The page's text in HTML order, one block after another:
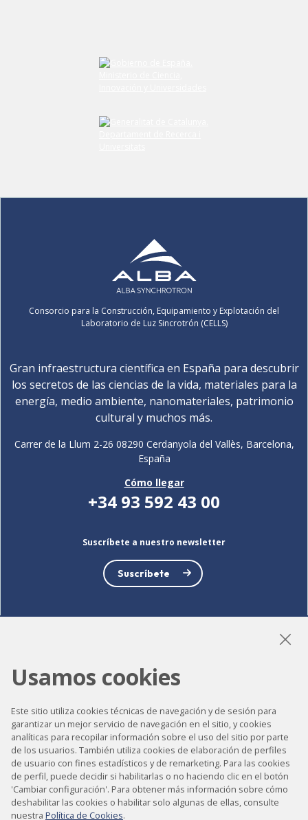
Consorcio para la Construcción, Equipamiento y Explotación del
Laboratorio de Luz Sincrotrón (CELLS)
Gran infraestructura científica en España para descubrir
los secretos de las ciencias de la vida, materiales para la
energía, medio ambiente, nanomateriales, patrimonio
cultural y muchos más.
Carrer de la Llum 2-26 08290 Cerdanyola del Vallès, Barcelona,
España
Cómo llegar
+34 93 592 43 00
Suscríbete a nuestro newsletter
Suscríbete
Accesibilidad
Contacto
Aviso legal
Política de privacidad
Política de cookies
Usamos cookies
Este sitio utiliza cookies técnicas de navegación y de sesión para
garantizar un mejor servicio de navegación en el sitio, y cookies
analíticas para recopilar información sobre el uso del sitio por parte
de los usuarios. También utiliza cookies de elaboración de perfiles
de usuario con fines estadísticos y de remarketing. Para las cookies
de perfil, puede decidir si habilitarlas o no haciendo clic en el botón
'Cambiar configuración'. Para obtener más información sobre cómo
deshabilitar las cookies o habilitar solo algunas de ellas, consulte
nuestra Política de Cookies.